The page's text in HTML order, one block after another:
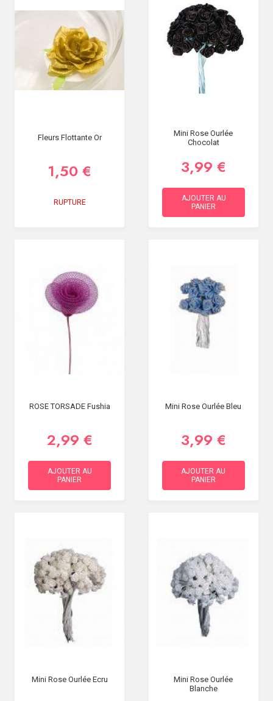
Fleurs Flottante Or
1,50 €
RUPTURE
Mini Rose Ourlée
Chocolat
3,99 €
AJOUTER AU
PANIER
ROSE TORSADE Fushia
2,99 €
AJOUTER AU
PANIER
Mini Rose Ourlée Bleu
3,99 €
AJOUTER AU
PANIER
Mini Rose Ourlée Ecru
Mini Rose Ourlée
Blanche